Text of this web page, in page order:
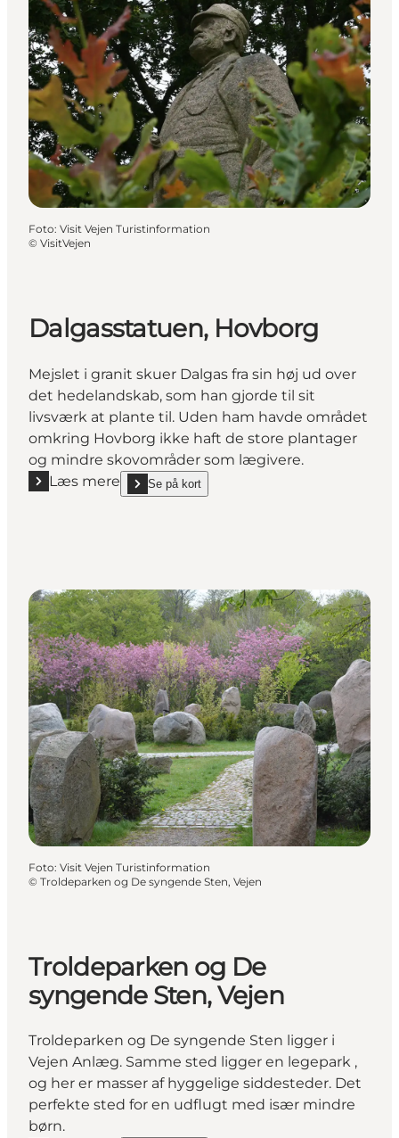
Foto: Visit Vejen Turistinformation
© VisitVejen
Dalgasstatuen, Hovborg
Mejslet i granit skuer Dalgas fra sin høj ud over
det hedelandskab, som han gjorde til sit
livsværk at plante til. Uden ham havde området
omkring Hovborg ikke haft de store plantager
og mindre skovområder som lægivere.
Læs mere
Læs mere "Dalgasstatuen, Hovborg"
Se på kort
show Dalgasstatuen, Hovborg on_map
Foto: Visit Vejen Turistinformation
© Troldeparken og De syngende Sten, Vejen
Troldeparken og De
syngende Sten, Vejen
Troldeparken og De syngende Sten ligger i
Vejen Anlæg. Samme sted ligger en legepark ,
og her er masser af hyggelige siddesteder. Det
perfekte sted for en udflugt med især mindre
børn.